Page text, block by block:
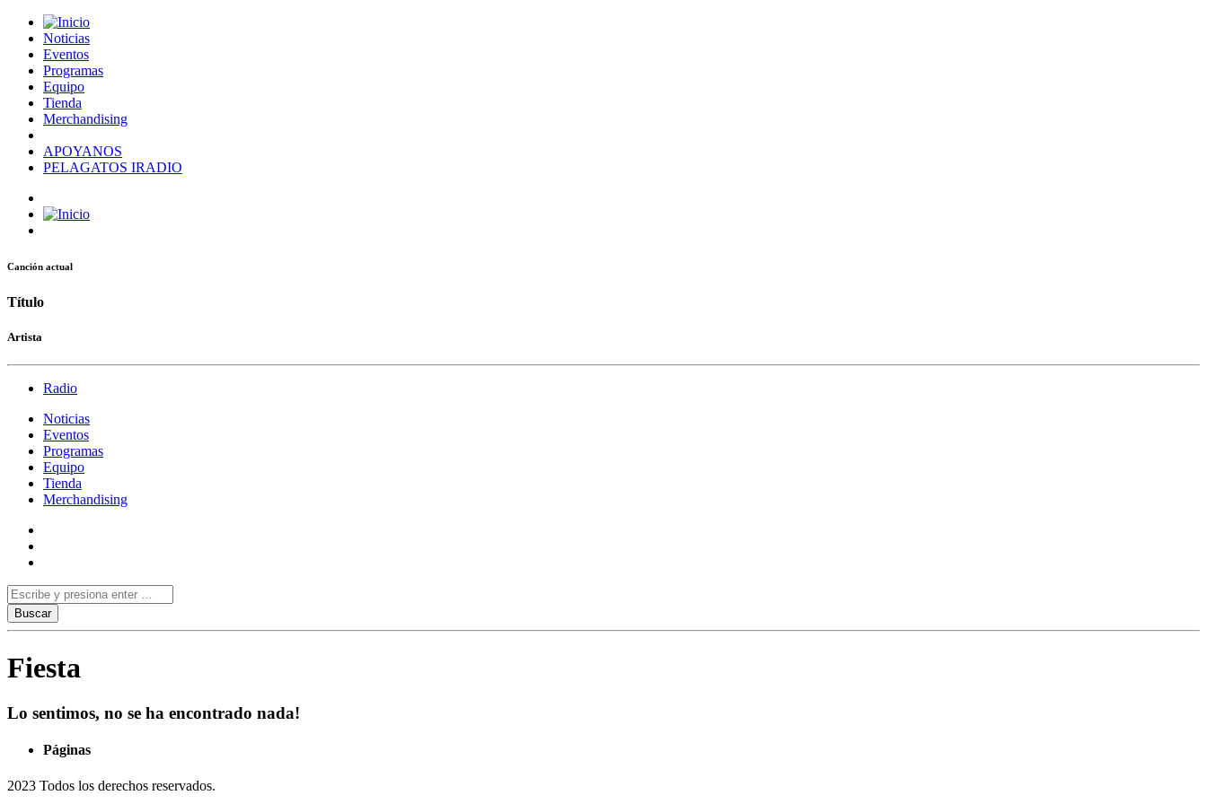
Noticias
Eventos
Programas
Equipo
Tienda
Merchandising
APOYANOS
PELAGATOS IRADIO
Canción actual
Título
Artista
Radio
Noticias
Eventos
Programas
Equipo
Tienda
Merchandising
Fiesta
Lo sentimos, no se ha encontrado nada!
Páginas
2023 Todos los derechos reservados.